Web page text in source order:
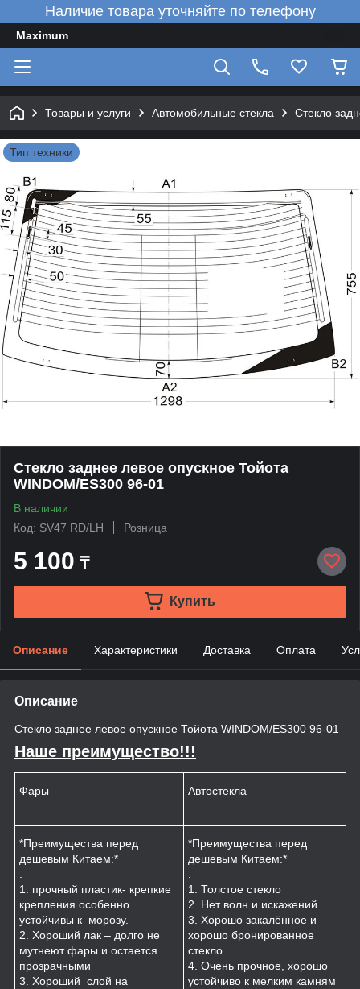
Наличие товара уточняйте по телефону
Maximum
Товары и услуги Автомобильные стекла Стекло
Тип техники
Стекло заднее левое опускное Тойота
WINDOM/ES300 96-01
В наличии
Код: SV47 RD/LH
Розница
5 100 ₸
Купить
Описание Характеристики Доставка Оплата
Описание
Стекло заднее левое опускное Тойота WINDOM/ES300 96-01
Наше преимущество!!!
Фары Автостекла
*Преимущества перед
дешевым Китаем:*
.
1. прочный пластик- крепкие
крепления особенно
устойчивы к морозу.
2. Хороший лак – долго не
мутнеют фары и остается
прозрачными
3. Хороший слой на
*Преимущества перед
дешевым Китаем:*
.
1. Толстое стекло
2. Нет волн и искажений
3. Хорошо закалённое и
хорошо бронированное
стекло
4. Очень прочное, хорошо
устойчиво к мелким камням